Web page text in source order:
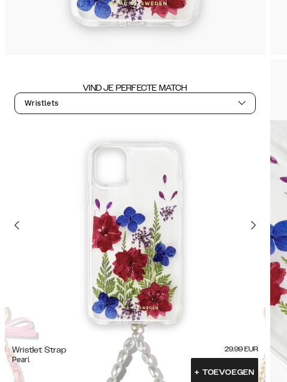
VIND JE PERFECTE MATCH
Wristlets
Wristlet Strap
Pearl
29.99 EUR
+ TOEVOEGEN